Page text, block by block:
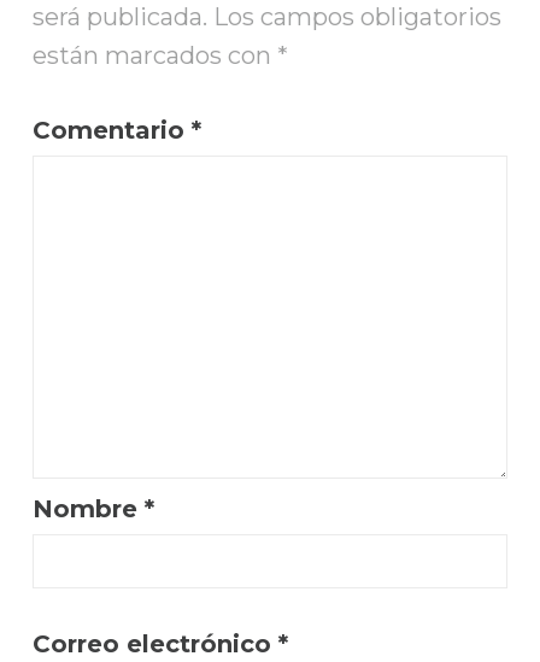
será publicada. Los campos obligatorios
están marcados con *
Comentario *
Nombre *
Correo electrónico *